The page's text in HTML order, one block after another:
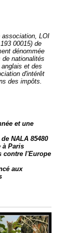
association, LOI
00015) de
dénommée
nationalités
et des
d'intérêt
des impôts.
et une
NALA 85480
à Paris
contre l'Europe
aux